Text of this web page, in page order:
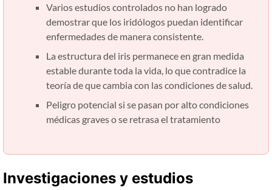
Varios estudios controlados no han logrado
demostrar que los iridólogos puedan identificar
enfermedades de manera consistente.
La estructura del iris permanece en gran medida
estable durante toda la vida, lo que contradice la
teoría de que cambia con las condiciones de salud.
Peligro potencial si se pasan por alto condiciones
médicas graves o se retrasa el tratamiento
Investigaciones y estudios